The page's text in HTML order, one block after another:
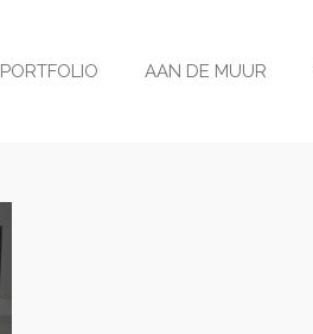
PORTFOLIO AAN DE MUUR